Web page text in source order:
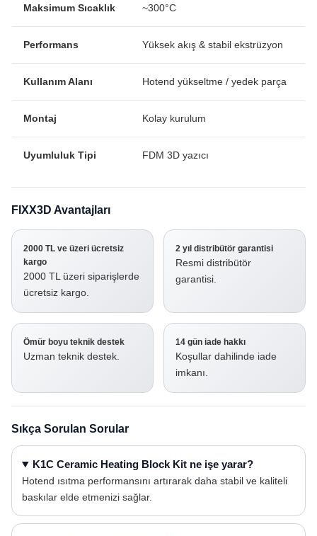
Maksimum Sıcaklık ~300°C
Performans Yüksek akış & stabil ekstrüzyon
Kullanım Alanı Hotend yükseltme / yedek parça
Montaj Kolay kurulum
Uyumluluk Tipi FDM 3D yazıcı
FIXX3D Avantajları
2000 TL ve üzeri ücretsiz
kargo
2000 TL üzeri siparişlerde
ücretsiz kargo.
2 yıl distribütör garantisi
Resmi distribütör
garantisi.
Ömür boyu teknik destek
Uzman teknik destek.
14 gün iade hakkı
Koşullar dahilinde iade
imkanı.
Sıkça Sorulan Sorular
K1C Ceramic Heating Block Kit ne işe yarar?
Hotend ısıtma performansını artırarak daha stabil ve kaliteli
baskılar elde etmenizi sağlar.